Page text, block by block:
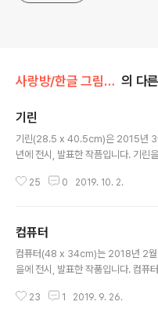
사랑방/한글 그림글자(김대혁) 의 다
기린
기린(28.5 x 40.5cm)은 2015년 3
년에 전시, 발표한 작픔입니다. 기린
작품입니다. 목이 특히 긴 특징을 강
을 바꿔 'ㄴ'에 새끼 기린을 넣고 나니
바라보는 어미의 목처리도 자연스럽
었습니다. 이 작품을 제작하면서 고정
되었던 것 같습니다.
25 0 2019. 10. 2.
컴퓨터
컴퓨터(48 x 34cm)는 2018년 2월
을에 전시, 발표한 작품입니다. 컴퓨
슈퍼 컴퓨터까지 종류가 많지만 작품
23 1 2019. 9. 26.